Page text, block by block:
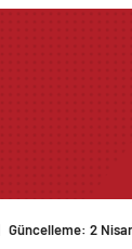
Güncelleme: 2